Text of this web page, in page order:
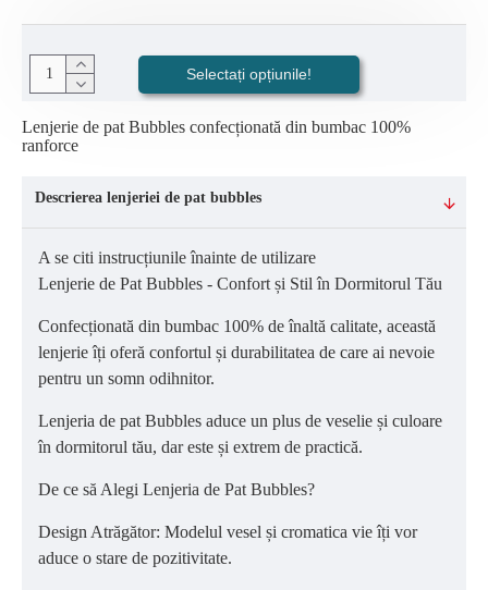
Selectați opțiunile!
Lenjerie de pat Bubbles confecționată din bumbac 100%
ranforce
Descrierea lenjeriei de pat bubbles
A se citi instrucțiunile înainte de utilizare
Lenjerie de Pat Bubbles - Confort și Stil în Dormitorul Tău
Confecționată din bumbac 100% de înaltă calitate, această
lenjerie îți oferă confortul și durabilitatea de care ai nevoie
pentru un somn odihnitor.
Lenjeria de pat Bubbles aduce un plus de veselie și culoare
în dormitorul tău, dar este și extrem de practică.
De ce să Alegi Lenjeria de Pat Bubbles?
Design Atrăgător: Modelul vesel și cromatica vie îți vor
aduce o stare de pozitivitate.